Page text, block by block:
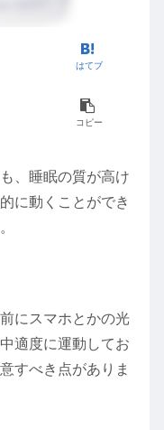
はてブ
コピー
、睡眠の質が高け
に動くことができ
にスマホとかの光
適度に運動してお
すべき点がありま